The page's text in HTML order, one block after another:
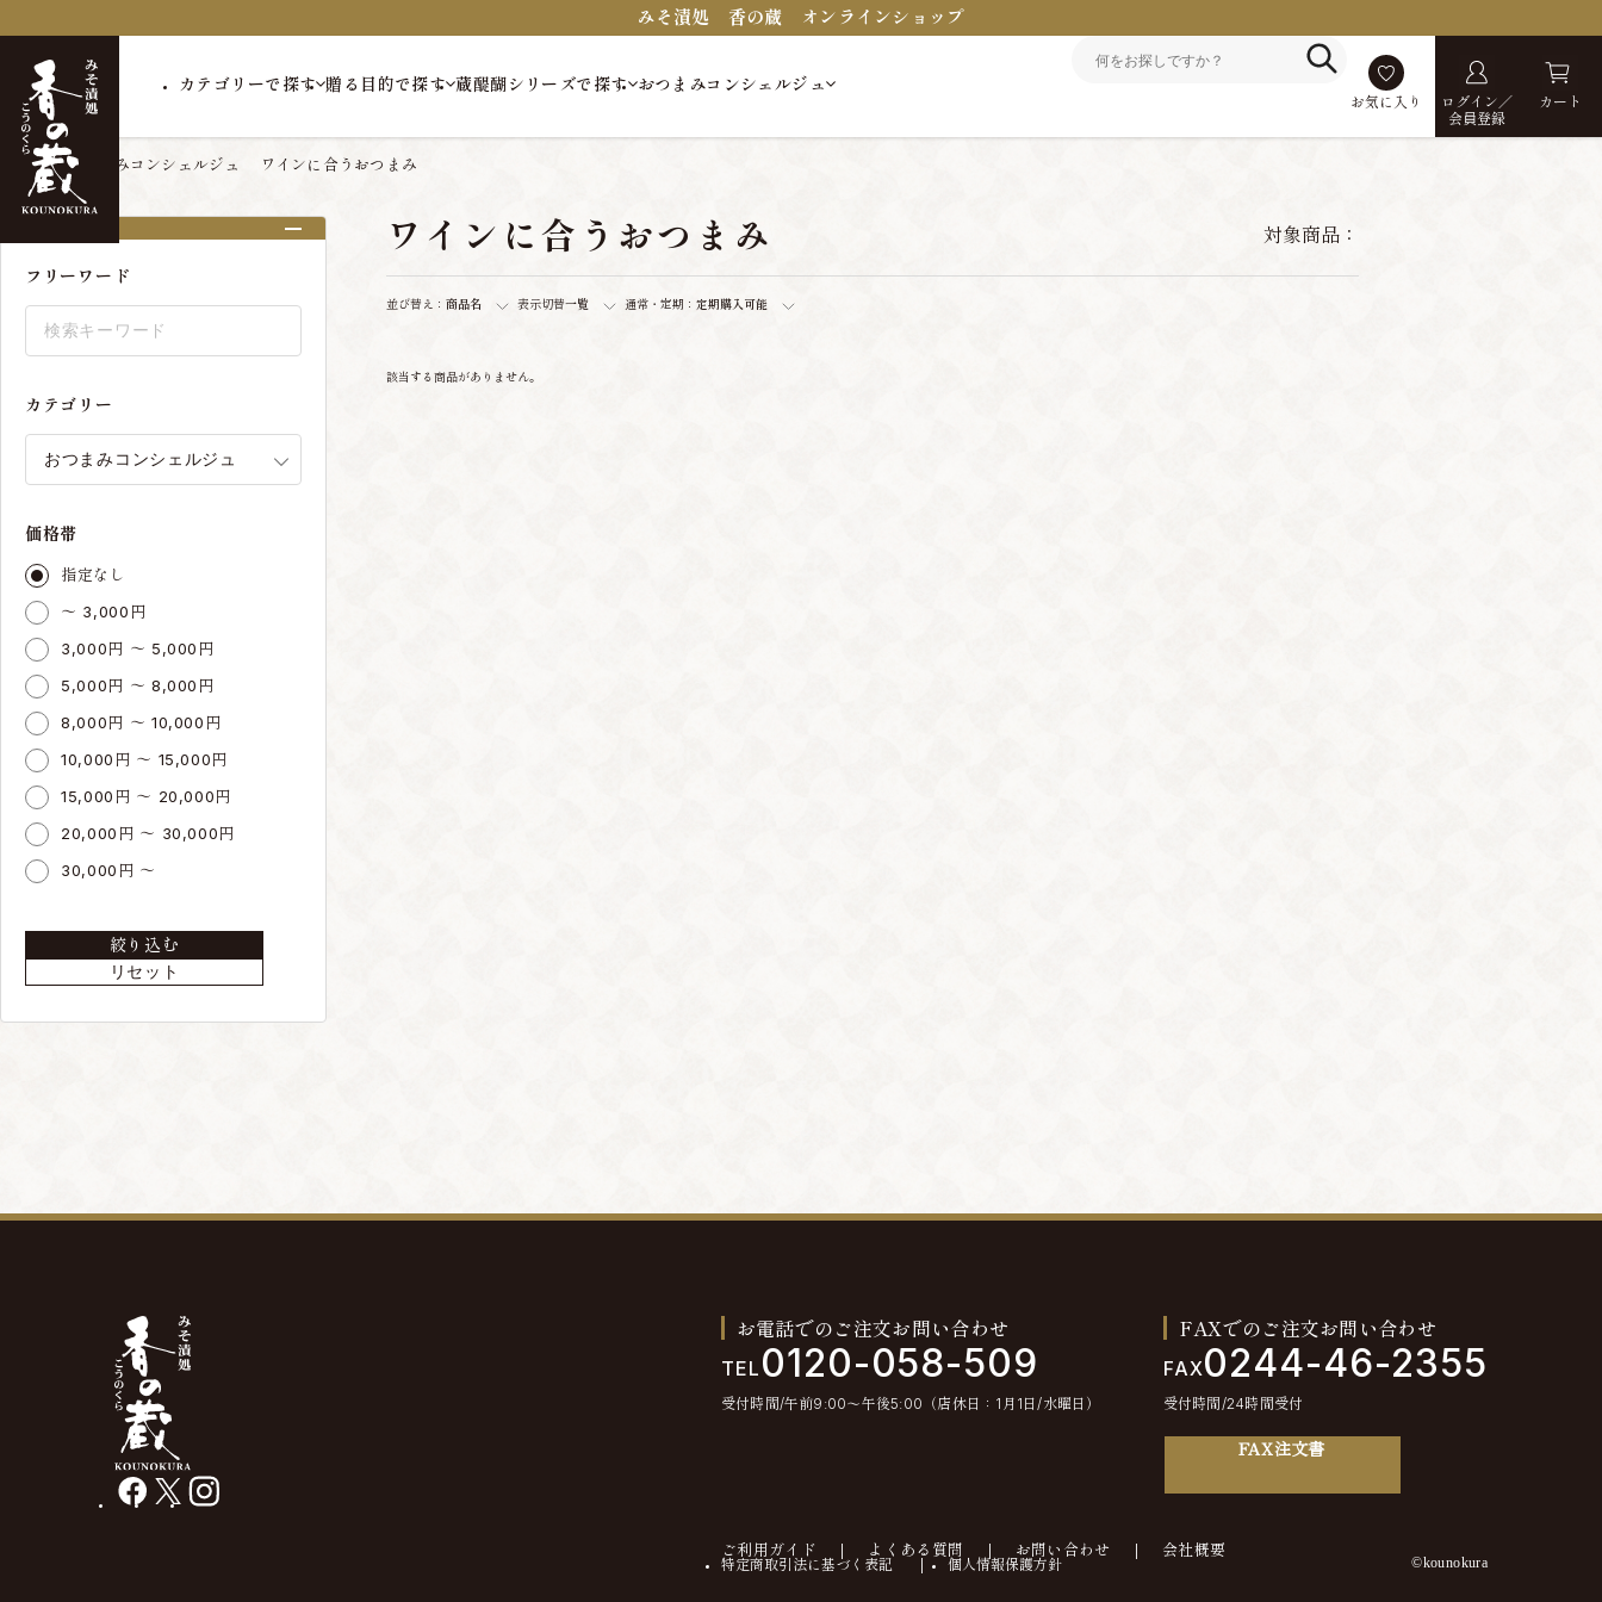
みそ漬処 香の蔵 オンラインショップ
カテゴリーで探す 贈る目的で探す 蔵醍醐シリーズで探す おつまみコンシェルジュ
お気に入り
ログイン／
会員登録
カート
トップ おつまみコンシェルジュ ワインに合うおつまみ
フリーワード
カテゴリー
価格帯
指定なし
～ 3,000円
3,000円 ～ 5,000円
5,000円 ～ 8,000円
8,000円 ～ 10,000円
10,000円 ～ 15,000円
15,000円 ～ 20,000円
20,000円 ～ 30,000円
30,000円 ～
絞り込む
リセット
ワインに合うおつまみ 対象商品：
並び替え： 商品名 表示切替一覧 通常・定期： 定期購入可能
該当する商品がありません。
facebook
X instagram
お電話でのご注文お問い合わせ
TEL 0120-058-509
受付時間/午前9:00〜午後5:00（店休日：1月1日/水曜日）
FAXでのご注文お問い合わせ
FAX0244-46-2355
受付時間/24時間受付
FAX注文書
ご利用ガイド よくある質問 お問い合わせ 会社概要
特定商取引法に基づく表記 個人情報保護方針 ©kounokura